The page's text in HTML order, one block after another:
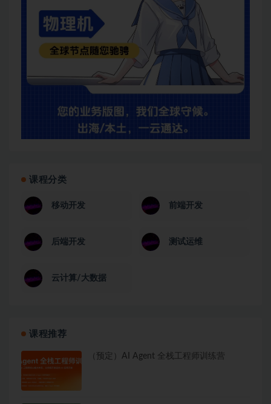
课程分类
移动开发 前端开发
后端开发 测试运维
云计算/大数据
课程推荐
（预定）AI Agent 全栈工程师训练营